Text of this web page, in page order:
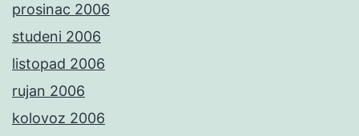
prosinac 2006
studeni 2006
listopad 2006
rujan 2006
kolovoz 2006